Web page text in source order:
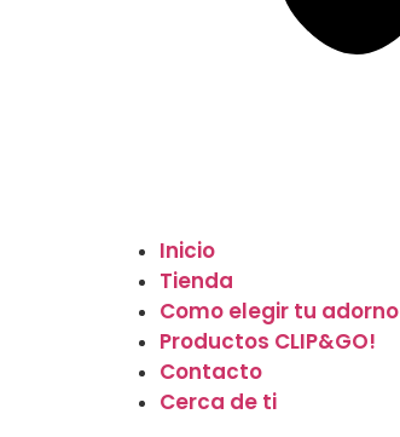
Inicio
Tienda
Como elegir tu adorno
Productos CLIP&GO!
Contacto
Cerca de ti